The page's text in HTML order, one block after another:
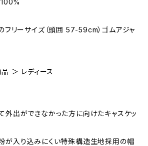
フリーサイズ（頭囲 57-59cm）ゴムアジャ
＞ レディース
出ができなかった方に向けたキャスケッ
が入り込みにくい特殊構造生地採用の帽